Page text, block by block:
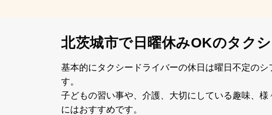
北茨城市で日曜休みOKのタク
基本的にタクシードライバーの休⽇は曜⽇不定の
す。
⼦どもの習い事や、介護、⼤切にしている趣味、
にはおすすめです。